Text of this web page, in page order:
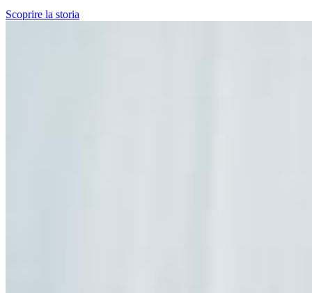
Scoprire la storia